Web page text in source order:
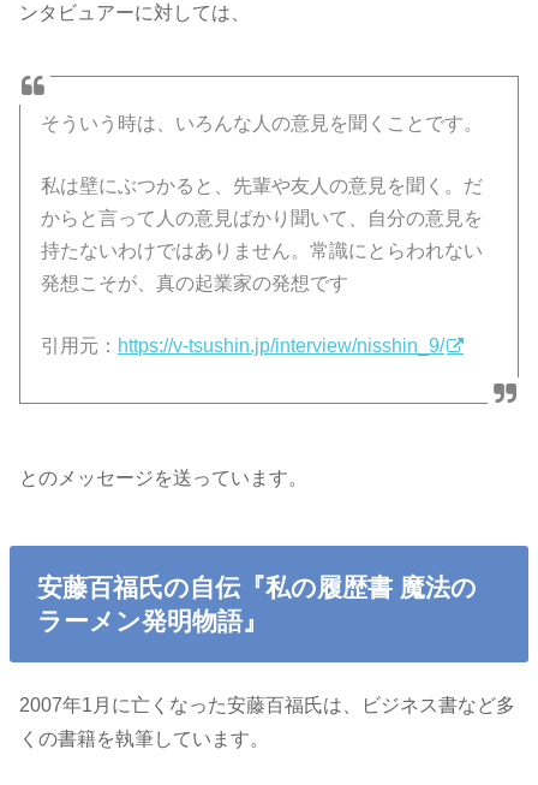
ンタビュアーに対しては、
そういう時は、いろんな人の意見を聞くことです。
私は壁にぶつかると、先輩や友人の意見を聞く。だ
からと言って人の意見ばかり聞いて、自分の意見を
持たないわけではありません。常識にとらわれない
発想こそが、真の起業家の発想です
引用元： https://v-tsushin.jp/interview/nisshin_9/
とのメッセージを送っています。
安藤百福氏の自伝『私の履歴書 魔法の
ラーメン発明物語』
2007年1月に亡くなった安藤百福氏は、ビジネス書など多
くの書籍を執筆しています。